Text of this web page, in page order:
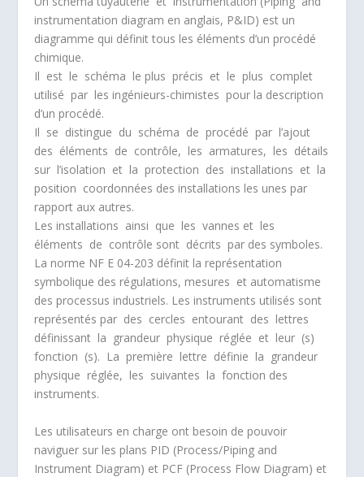
instrumentation diagram en anglais, P&ID) est un
diagramme qui définit tous les éléments d’un procédé
chimique.
Il est le schéma le plus précis et le plus complet
utilisé par les ingénieurs-chimistes pour la description
d’un procédé.
Il se distingue du schéma de procédé par l’ajout
des éléments de contrôle, les armatures, les détails
sur l’isolation et la protection des installations et la
position coordonnées des installations les unes par
rapport aux autres.
Les installations ainsi que les vannes et les
éléments de contrôle sont décrits par des symboles.
La norme NF E 04-203 définit la représentation
symbolique des régulations, mesures et automatisme
des processus industriels. Les instruments utilisés sont
représentés par des cercles entourant des lettres
définissant la grandeur physique réglée et leur (s)
fonction (s). La première lettre définie la grandeur
physique réglée, les suivantes la fonction des
instruments.
Les utilisateurs en charge ont besoin de pouvoir
naviguer sur les plans PID (Process/Piping and
Instrument Diagram) et PCF (Process Flow Diagram) et